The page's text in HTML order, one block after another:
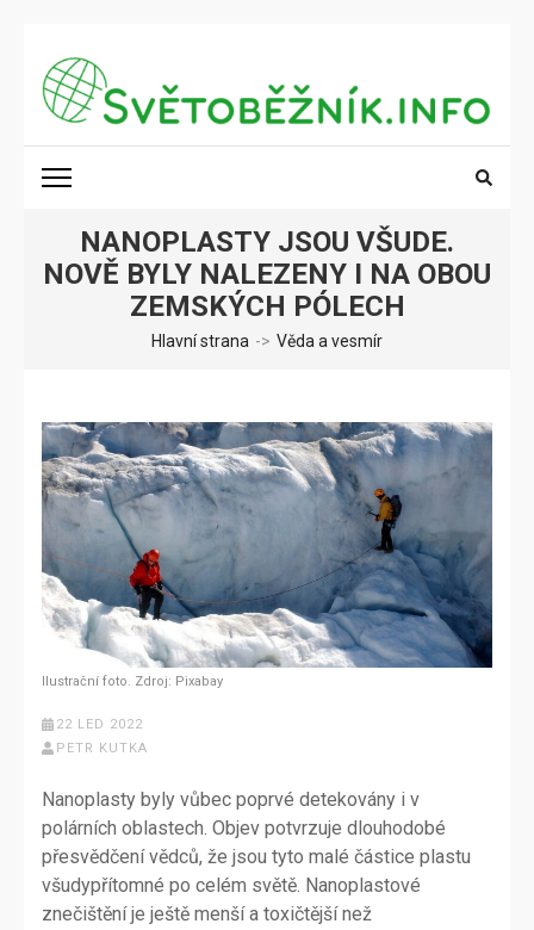
obsah
(stiskněte
Enter)
SVĚTOBĚŽNÍK.INFO
NANOPLASTY JSOU VŠUDE.
NOVĚ BYLY NALEZENY I NA OBOU
ZEMSKÝCH PÓLECH
Hlavní strana -> Věda a vesmír
Ilustrační foto. Zdroj: Pixabay
22 LED 2022
PETR KUTKA
Nanoplasty byly vůbec poprvé detekovány i v
polárních oblastech. Objev potvrzuje dlouhodobé
přesvědčení vědců, že jsou tyto malé částice plastu
všudypřítomné po celém světě. Nanoplastové
znečištění je ještě menší a toxičtější než